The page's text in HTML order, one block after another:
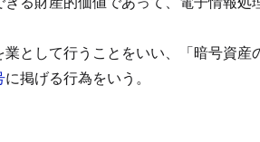
として行うことをいい、「暗号資産
に掲げる行為をいう。